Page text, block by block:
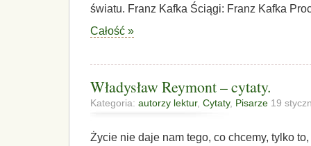
światu. Franz Kafka Ściągi: Franz Kafka
Całość »
Władysław Reymont – cytaty.
Kategoria: autorzy lektur, Cytaty, Pisarze 19
Życie nie daje nam tego, co chcemy, tylko to,